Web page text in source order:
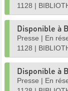
1128 |
Disponible à
Presse | En
1128 |
Disponible à
Presse | En